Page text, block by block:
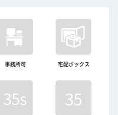
事務所可 宅配ボックス